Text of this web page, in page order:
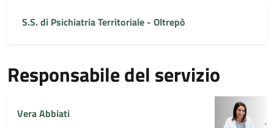
S.S. di Psichiatria Territoriale - Oltrepò
Responsabile del servizio
Vera Abbiati